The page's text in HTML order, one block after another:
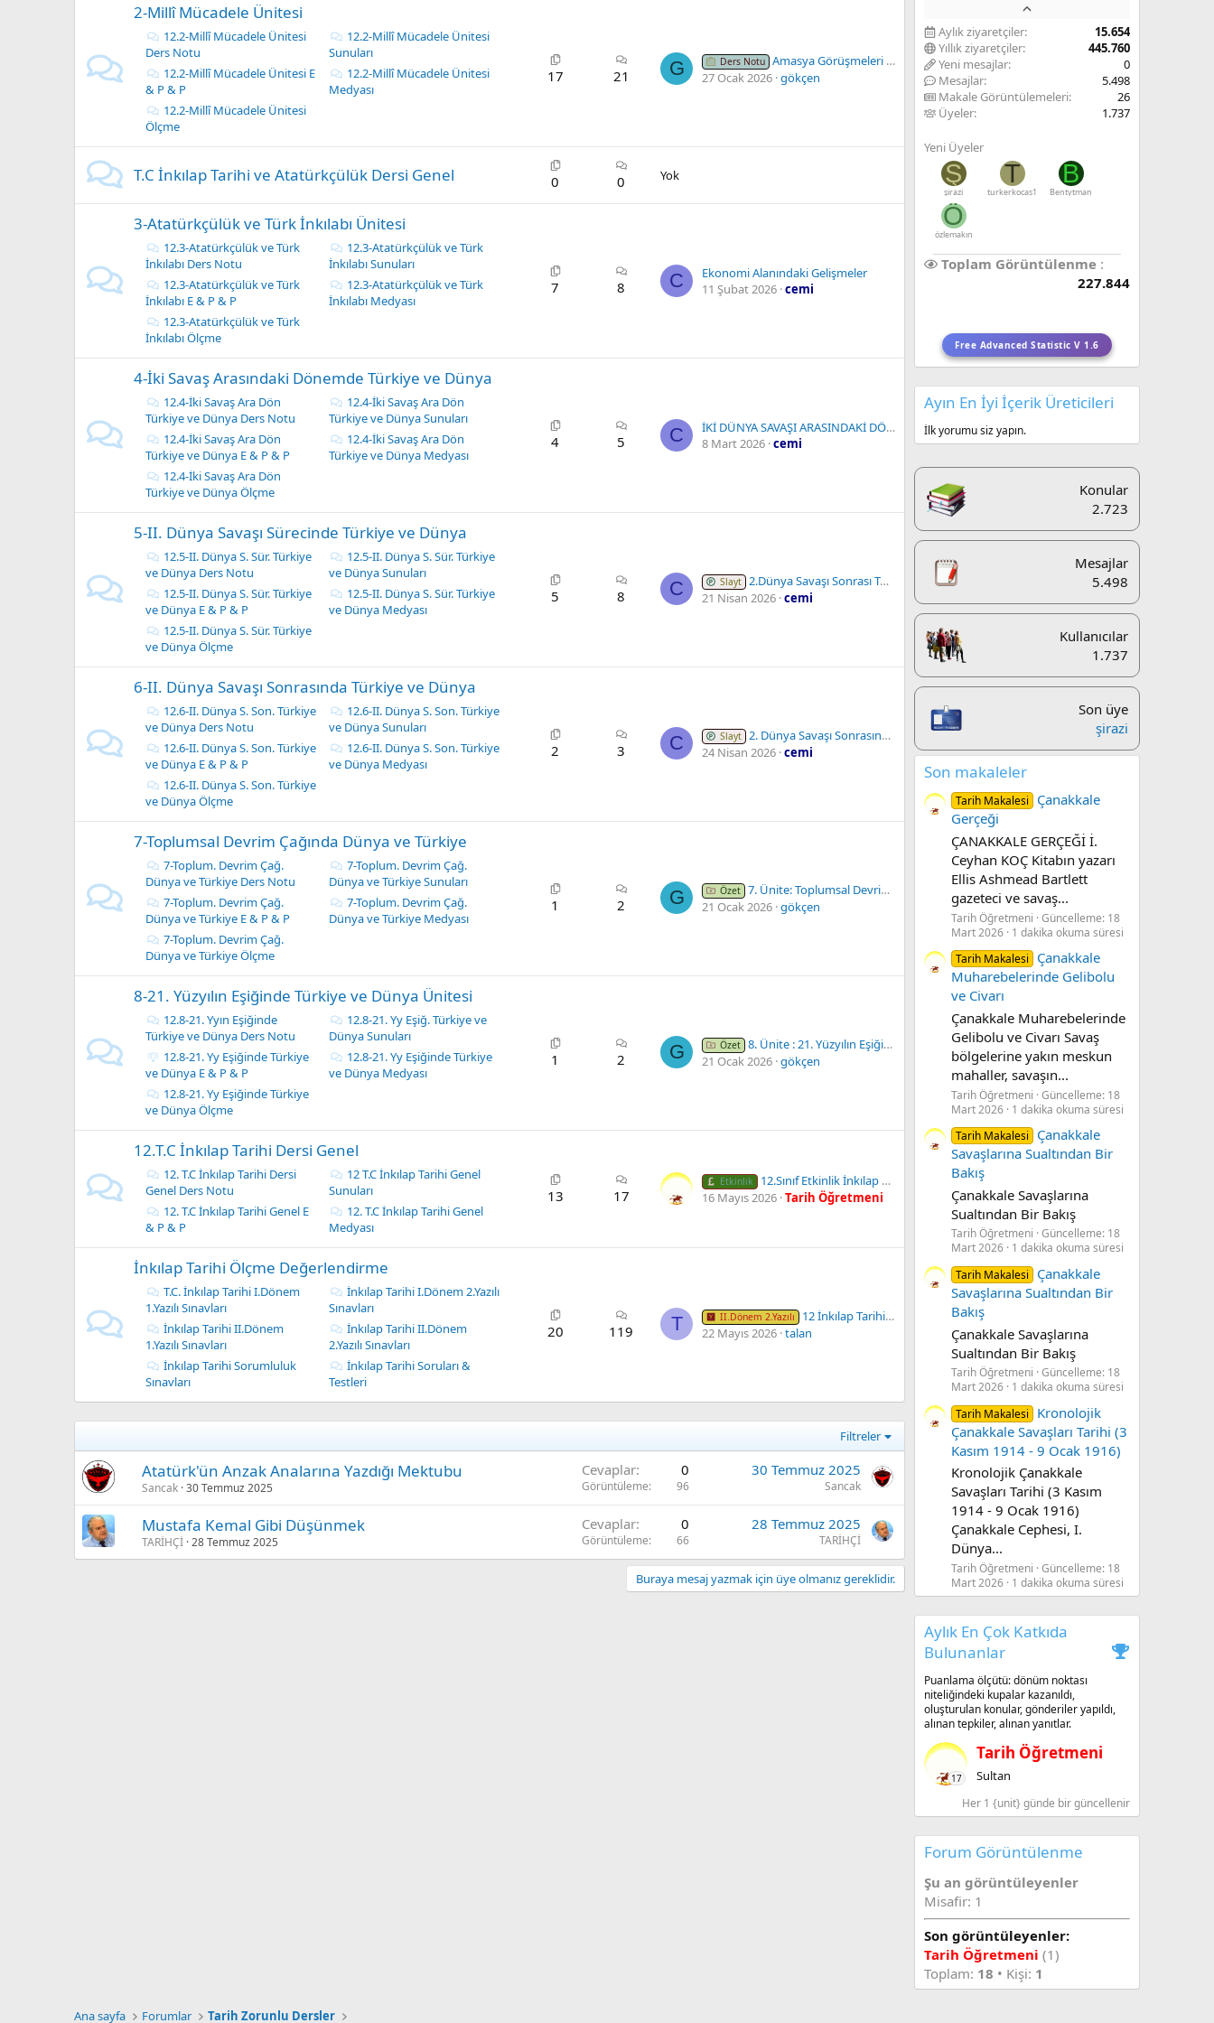
2-Millî Mücadele Ünitesi
12.2-Millî Mücadele Ünitesi
Ders Notu
12.2-Millî Mücadele Ünitesi
Sunuları
12.2-Millî Mücadele Ünitesi E
& P & P
12.2-Millî Mücadele Ünitesi
Medyası
12.2-Millî Mücadele Ünitesi
Ölçme
17 21 G Ders Notu Amasya Görüşmeleri | Son Osmanlı Mebuslar Meclisi | Misak-ı Milli
27 Ocak 2026 gökçen
T.C İnkılap Tarihi ve Atatürkçülük Dersi Genel 0 0 Yok
3-Atatürkçülük ve Türk İnkılabı Ünitesi
12.3-Atatürkçülük ve Türk
İnkılabı Ders Notu
12.3-Atatürkçülük ve Türk
İnkılabı Sunuları
12.3-Atatürkçülük ve Türk
İnkılabı E & P & P
12.3-Atatürkçülük ve Türk
İnkılabı Medyası
12.3-Atatürkçülük ve Türk
İnkılabı Ölçme
7 8 C
Ekonomi Alanındaki Gelişmeler
11 Şubat 2026 cemi
4-İki Savaş Arasındaki Dönemde Türkiye ve Dünya
12.4-İki Savaş Ara Dön
Türkiye ve Dünya Ders Notu
12.4-İki Savaş Ara Dön
Türkiye ve Dünya Sunuları
12.4-İki Savaş Ara Dön
Türkiye ve Dünya E & P & P
12.4-İki Savaş Ara Dön
Türkiye ve Dünya Medyası
12.4-İki Savaş Ara Dön
Türkiye ve Dünya Ölçme
4 5 C
İKİ DÜNYA SAVAŞI ARASINDAKİ DÖNEMDE DÜNYADA MEYDANE GELEN SİYASİ VE EKONOMİK GELİŞMELER
8 Mart 2026 cemi
5-II. Dünya Savaşı Sürecinde Türkiye ve Dünya
12.5-II. Dünya S. Sür. Türkiye
ve Dünya Ders Notu
12.5-II. Dünya S. Sür. Türkiye
ve Dünya Sunuları
12.5-II. Dünya S. Sür. Türkiye
ve Dünya E & P & P
12.5-II. Dünya S. Sür. Türkiye
ve Dünya Medyası
12.5-II. Dünya S. Sür. Türkiye
ve Dünya Ölçme
5 8 C Slayt 2.Dünya Savaşı Sonrası Türkiye
21 Nisan 2026 cemi
6-II. Dünya Savaşı Sonrasında Türkiye ve Dünya
12.6-II. Dünya S. Son. Türkiye
ve Dünya Ders Notu
12.6-II. Dünya S. Son. Türkiye
ve Dünya Sunuları
12.6-II. Dünya S. Son. Türkiye
ve Dünya E & P & P
12.6-II. Dünya S. Son. Türkiye
ve Dünya Medyası
12.6-II. Dünya S. Son. Türkiye
ve Dünya Ölçme
2 3 C Slayt 2. Dünya Savaşı Sonrasında Türkiye ve Dünya
24 Nisan 2026 cemi
7-Toplumsal Devrim Çağında Dünya ve Türkiye
7-Toplum. Devrim Çağ.
Dünya ve Türkiye Ders Notu
7-Toplum. Devrim Çağ.
Dünya ve Türkiye Sunuları
7-Toplum. Devrim Çağ.
Dünya ve Türkiye E & P & P
7-Toplum. Devrim Çağ.
Dünya ve Türkiye Medyası
7-Toplum. Devrim Çağ.
Dünya ve Türkiye Ölçme
1 2 G Özet 7. Ünite: Toplumsal Devrim Çağında Dünya ve Türkiye Özeti
21 Ocak 2026 gökçen
8-21. Yüzyılın Eşiğinde Türkiye ve Dünya Ünitesi
12.8-21. Yyın Eşiğinde
Türkiye ve Dünya Ders Notu
12.8-21. Yy Eşiğ. Türkiye ve
Dünya Sunuları
12.8-21. Yy Eşiğinde Türkiye
ve Dünya E & P & P
12.8-21. Yy Eşiğinde Türkiye
ve Dünya Medyası
12.8-21. Yy Eşiğinde Türkiye
ve Dünya Ölçme
1 2 G Özet 8. Ünite : 21. Yüzyılın Eşiğinde Türkiye ve Dünya Özeti
21 Ocak 2026 gökçen
12.T.C İnkılap Tarihi Dersi Genel
12. T.C İnkılap Tarihi Dersi
Genel Ders Notu
12 T.C İnkılap Tarihi Genel
Sunuları
12. T.C İnkılap Tarihi Genel E
& P & P
12. T.C İnkılap Tarihi Genel
Medyası
13 17
Etkinlik
12.Sınıf Etkinlik İnkılap Ogm
16 Mayıs 2026 Tarih Öğretmeni
İnkılap Tarihi Ölçme Değerlendirme
T.C. İnkılap Tarihi I.Dönem
1.Yazılı Sınavları
İnkılap Tarihi I.Dönem 2.Yazılı
Sınavları
İnkılap Tarihi II.Dönem
1.Yazılı Sınavları
İnkılap Tarihi II.Dönem
2.Yazılı Sınavları
İnkılap Tarihi Sorumluluk
Sınavları
İnkılap Tarihi Soruları &
Testleri
20 119 T II.Dönem 2.Yazılı
12 İnkılap Tarihi 2.Dönem 2.Sınav Soruları ve Cevapları
22 Mayıs 2026 talan
Filtreler
Atatürk'ün Anzak Analarına Yazdığı Mektubu
Sancak 30 Temmuz 2025
Cevaplar 0
Görüntüleme 96
30 Temmuz 2025
Sancak
Mustafa Kemal Gibi Düşünmek
TARİHÇİ 28 Temmuz 2025
Cevaplar 0
Görüntüleme 66
28 Temmuz 2025
TARİHÇİ
Buraya mesaj yazmak için üye olmanız gereklidir.
Aylık ziyaretçiler
15.654
Yıllık ziyaretçiler
445.760
Yeni mesajlar
0
Mesajlar
5.498
Makale Görüntülemeleri
26
Üyeler
1.737
Yeni Üyeler
Ş
şirazi
T
turkerkocas1
B
Bentytman
Ö
özlemakın
Toplam Görüntülenme
227.844
Free Advanced Statistic V 1.6
Ayın En İyi İçerik Üreticileri
İlk yorumu siz yapın.
Konular
2.723
Mesajlar
5.498
Kullanıcılar
1.737
Son üye
şirazi
Son makaleler
Tarih Makalesi
Çanakkale
Gerçeği
ÇANAKKALE GERÇEĞİ İ.
Ceyhan KOÇ Kitabın yazarı
Ellis Ashmead Bartlett
gazeteci ve savaş...
Tarih Öğretmeni Güncelleme: 18
Mart 2026 1 dakika okuma süresi
Tarih Makalesi
Çanakkale
Muharebelerinde Gelibolu
ve Civarı
Çanakkale Muharebelerinde
Gelibolu ve Civarı Savaş
bölgelerine yakın meskun
mahaller, savaşın...
Tarih Öğretmeni Güncelleme: 18
Mart 2026 1 dakika okuma süresi
Tarih Makalesi
Çanakkale
Savaşlarına Sualtından Bir
Bakış
Çanakkale Savaşlarına
Sualtından Bir Bakış
Tarih Öğretmeni Güncelleme: 18
Mart 2026 1 dakika okuma süresi
Tarih Makalesi
Çanakkale
Savaşlarına Sualtından Bir
Bakış
Çanakkale Savaşlarına
Sualtından Bir Bakış
Tarih Öğretmeni Güncelleme: 18
Mart 2026 1 dakika okuma süresi
Tarih Makalesi
Kronolojik
Çanakkale Savaşları Tarihi (3
Kasım 1914 - 9 Ocak 1916)
Kronolojik Çanakkale
Savaşları Tarihi (3 Kasım
1914 - 9 Ocak 1916)
Çanakkale Cephesi, I.
Dünya...
Tarih Öğretmeni Güncelleme: 18
Mart 2026 1 dakika okuma süresi
Aylık En Çok Katkıda
Bulunanlar
Puanlama ölçütü: dönüm noktası
niteliğindeki kupalar kazanıldı,
oluşturulan konular, gönderiler yapıldı,
alınan tepkiler, alınan yanıtlar.
17
Tarih Öğretmeni
Sultan
Her 1 {unit} günde bir güncellenir
Forum Görüntülenme
Şu an görüntüleyenler
Misafir: 1
Son görüntüleyenler:
Tarih Öğretmeni (1)
Toplam: 18 • Kişi: 1
Ana sayfa Forumlar Tarih Zorunlu Dersler